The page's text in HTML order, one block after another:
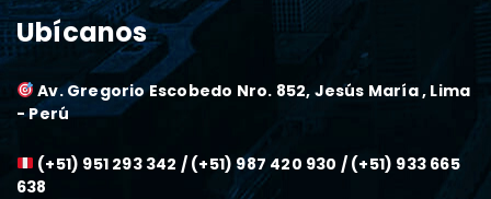
Ubícanos
Av. Gregorio Escobedo Nro. 852, Jesús María , Lima
- Perú
(+51) 951 293 342 / (+51) 987 420 930 / (+51) 933 665
638